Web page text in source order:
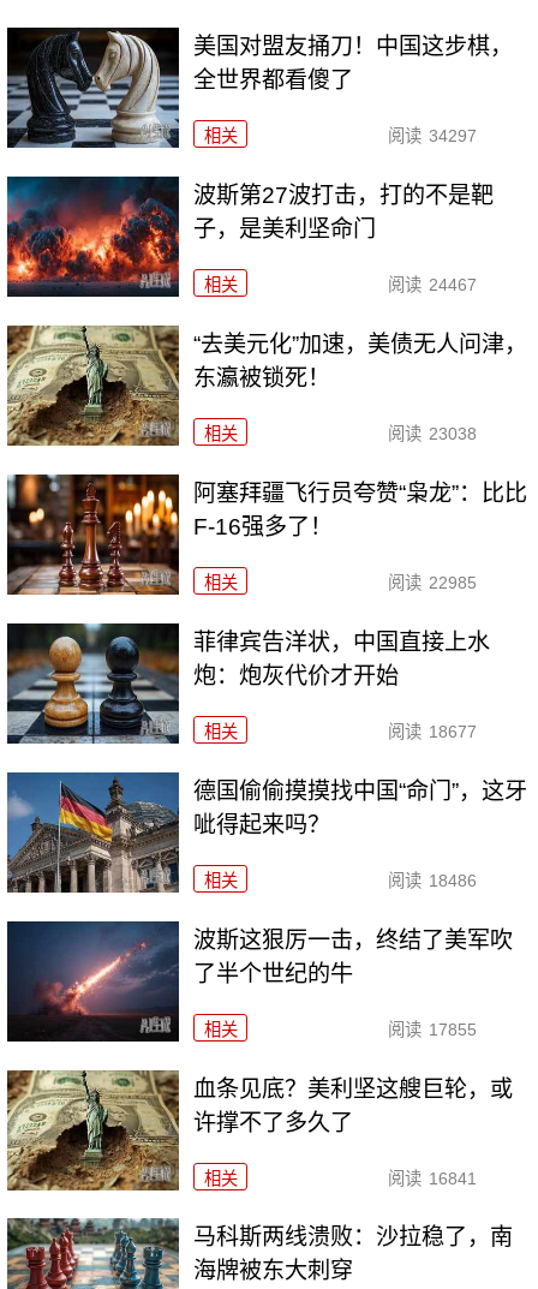
美国对盟友捅刀！中国这步棋，
全世界都看傻了
相关 阅读 34297
波斯第27波打击，打的不是靶
子，是美利坚命门
相关 阅读 24467
“去美元化”加速，美债无人问津，
东瀛被锁死！
相关 阅读 23038
阿塞拜疆飞行员夸赞“枭龙”：比比
F-16强多了！
相关 阅读 22985
菲律宾告洋状，中国直接上水
炮：炮灰代价才开始
相关 阅读 18677
德国偷偷摸摸找中国“命门”，这牙
呲得起来吗？
相关 阅读 18486
波斯这狠厉一击，终结了美军吹
了半个世纪的牛
相关 阅读 17855
血条见底？美利坚这艘巨轮，或
许撑不了多久了
相关 阅读 16841
马科斯两线溃败：沙拉稳了，南
海牌被东大刺穿